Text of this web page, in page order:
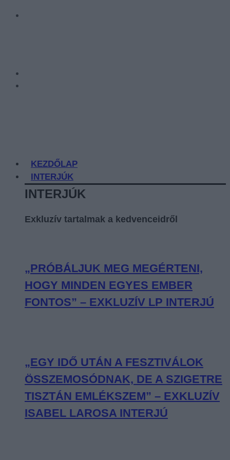
KEZDŐLAP
INTERJÚK
INTERJÚK
Exkluzív tartalmak a kedvenceidről
„PRÓBÁLJUK MEG MEGÉRTENI,
HOGY MINDEN EGYES EMBER
FONTOS” – EXKLUZÍV LP INTERJÚ
„EGY IDŐ UTÁN A FESZTIVÁLOK
ÖSSZEMOSÓDNAK, DE A SZIGETRE
TISZTÁN EMLÉKSZEM” – EXKLUZÍV
ISABEL LAROSA INTERJÚ